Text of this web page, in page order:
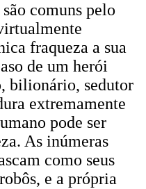
comuns pelo
fraqueza a sua
de um herói
bilionário, sedutor
extremamente
pode ser
As inúmeras
como seus
e a própria